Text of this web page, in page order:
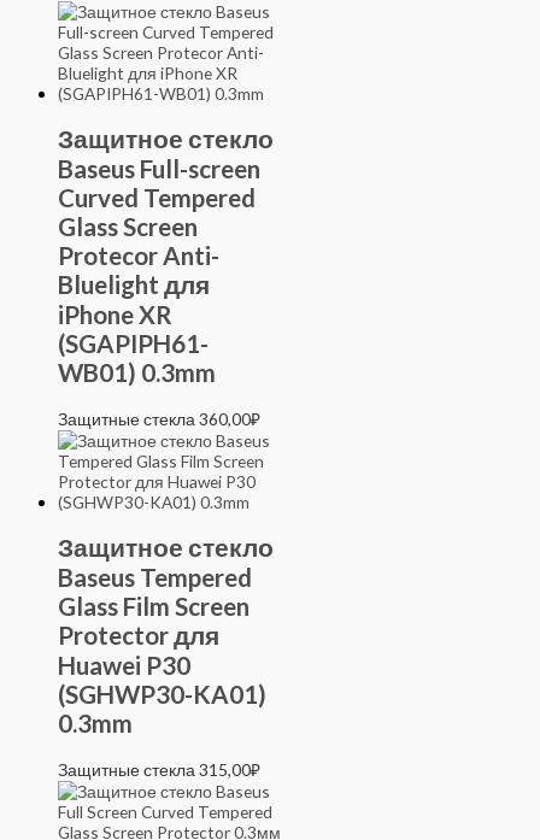
Защитное стекло
Baseus Full-screen
Curved Tempered
Glass Screen
Protecor Anti-
Bluelight для
iPhone XR
(SGAPIPH61-
WB01) 0.3mm
Защитные стекла 360,00₽
Защитное стекло
Baseus Tempered
Glass Film Screen
Protector для
Huawei P30
(SGHWP30-KA01)
0.3mm
Защитные стекла 315,00₽